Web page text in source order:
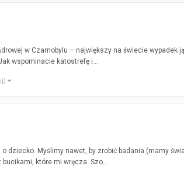
w Czarnobylu – największy na świecie
wspominacie katostrefę i...
dziecko. Myślimy nawet, by zrobić badania (mamy
które mi wręcza. Szo...